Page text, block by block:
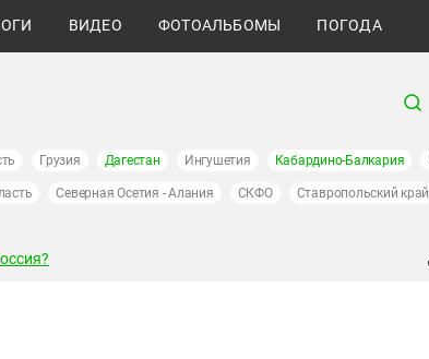
ВИДЕО ФОТОАЛЬБОМЫ ПОГОДА
Грузия Дагестан Ингушетия Кабардино-Балкария
Северная Осетия - Алания СКФО Ставропольский край